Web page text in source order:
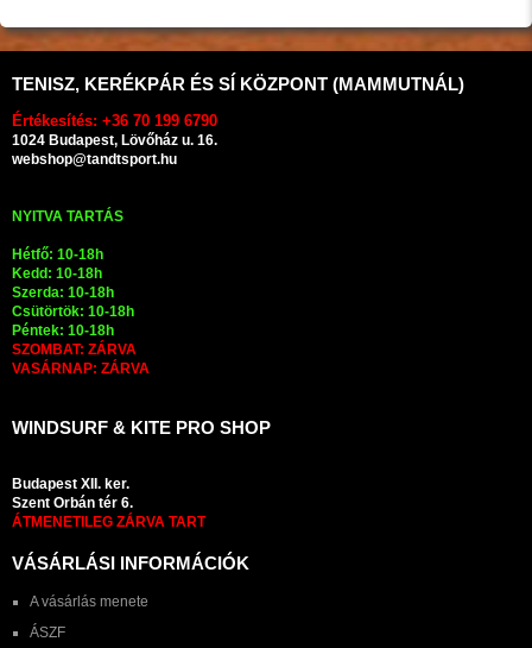
TENISZ, KERÉKPÁR ÉS SÍ KÖZPONT (MAMMUTNÁL)
Értékesítés: +36 70 199 6790
1024 Budapest, Lövőház u. 16.
webshop@tandtsport.hu
NYITVA TARTÁS
Hétfő: 10-18h
Kedd: 10-18h
Szerda: 10-18h
Csütörtök: 10-18h
Péntek: 10-18h
SZOMBAT: ZÁRVA
VASÁRNAP: ZÁRVA
WINDSURF & KITE PRO SHOP
Budapest XII. ker.
Szent Orbán tér 6.
ÁTMENETILEG ZÁRVA TART
VÁSÁRLÁSI INFORMÁCIÓK
A vásárlás menete
ÁSZF